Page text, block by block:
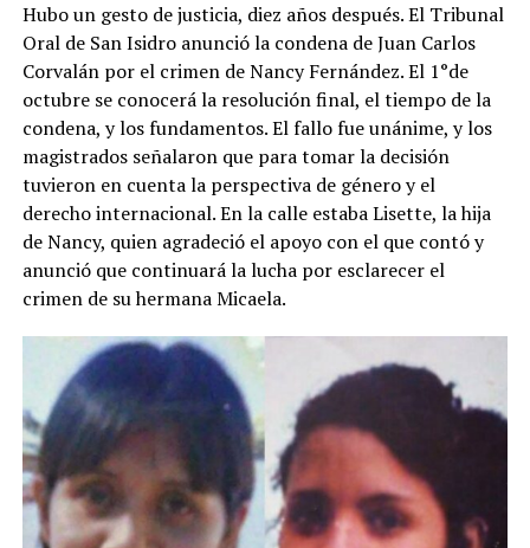
Hubo un gesto de justicia, diez años después. El Tribunal
Oral de San Isidro anunció la condena de Juan Carlos
Corvalán por el crimen de Nancy Fernández. El 1°de
octubre se conocerá la resolución final, el tiempo de la
condena, y los fundamentos. El fallo fue unánime, y los
magistrados señalaron que para tomar la decisión
tuvieron en cuenta la perspectiva de género y el
derecho internacional. En la calle estaba Lisette, la hija
de Nancy, quien agradeció el apoyo con el que contó y
anunció que continuará la lucha por esclarecer el
crimen de su hermana Micaela.